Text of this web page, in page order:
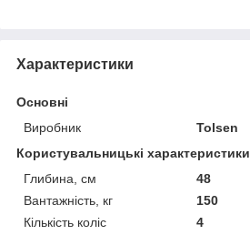
Характеристики
Основні
Виробник
Tolsen
Користувальницькі характеристики
Глибина, см
48
Вантажність, кг
150
Кількість коліс
4